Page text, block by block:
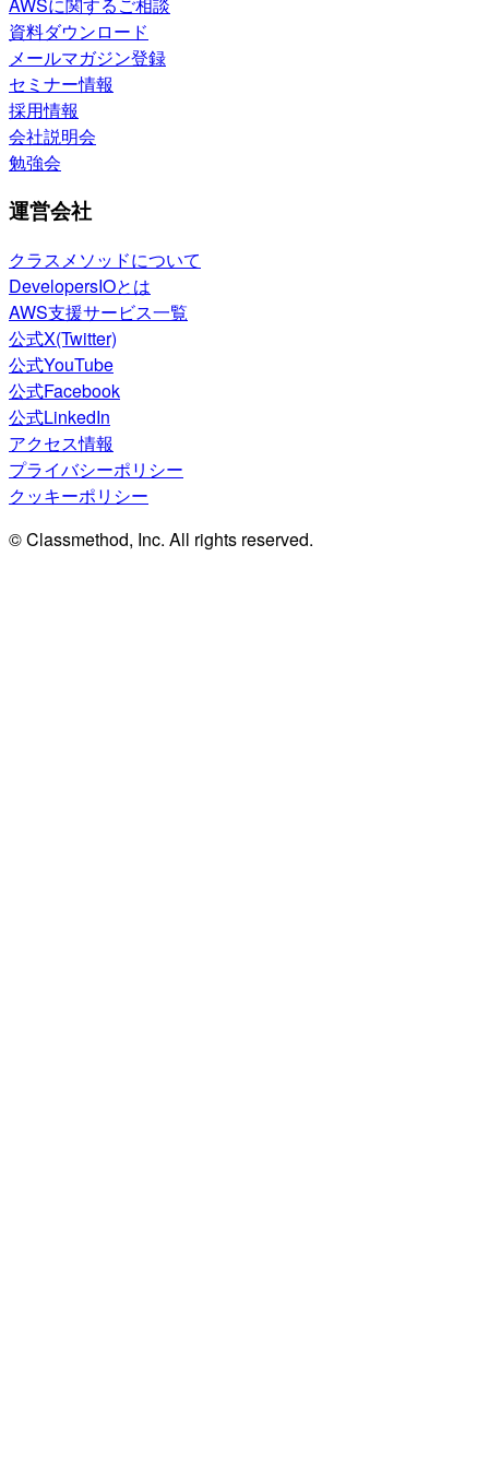
資料ダウンロード
メールマガジン登録
セミナー情報
採用情報
会社説明会
勉強会
運営会社
クラスメソッドについて
DevelopersIOとは
AWS支援サービス一覧
公式X(Twitter)
公式YouTube
公式Facebook
公式LinkedIn
アクセス情報
プライバシーポリシー
クッキーポリシー
© Classmethod, Inc. All rights reserved.